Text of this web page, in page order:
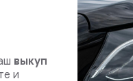
выкуп
и